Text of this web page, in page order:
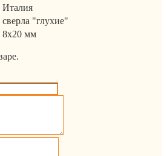
Италия
сверла "глухие"
8x20 мм